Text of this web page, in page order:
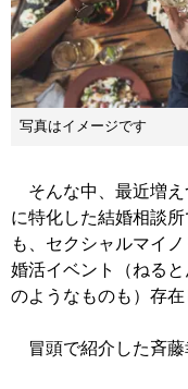
写真はイメージです
そんな中、最近増え
に特化した結婚相談
も、セクシャルマイ
婚活イベント（ねる
のようなものも）存在
冒頭で紹介した斉藤